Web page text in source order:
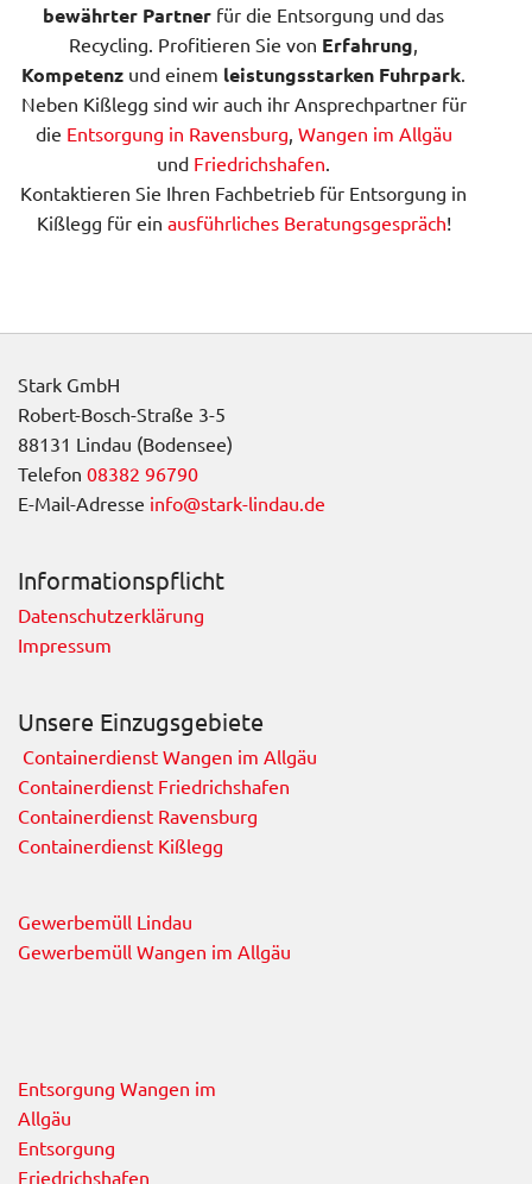
bewährter Partner für die Entsorgung und das
Recycling. Profitieren Sie von Erfahrung
Kompetenz und einem leistungsstarken Fuhrpark
Neben Kißlegg sind wir auch ihr Ansprechpartner für
die Entsorgung in Ravensburg Wangen im Allgäu
und Friedrichshafen
Kontaktieren Sie Ihren Fachbetrieb für Entsorgung in
Kißlegg für ein ausführliches Beratungsgespräch!
Stark GmbH
Robert-Bosch-Straße 3-5
88131 Lindau (Bodensee)
Telefon 08382 96790
E-Mail-Adresse info@stark-lindau.de
Informationspflicht
Datenschutzerklärung
Impressum
Unsere Einzugsgebiete
Containerdienst Wangen im Allgäu
Containerdienst Friedrichshafen
Containerdienst Ravensburg
Containerdienst Kißlegg
Gewerbemüll Lindau
Gewerbemüll Wangen im Allgäu
Entsorgung Wangen im
Allgäu
Entsorgung
Friedrichshafen